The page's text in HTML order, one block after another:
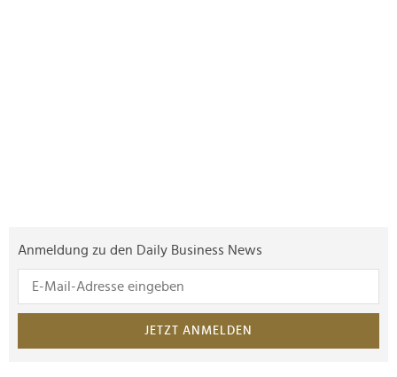
Anmeldung zu den Daily Business News
JETZT ANMELDEN